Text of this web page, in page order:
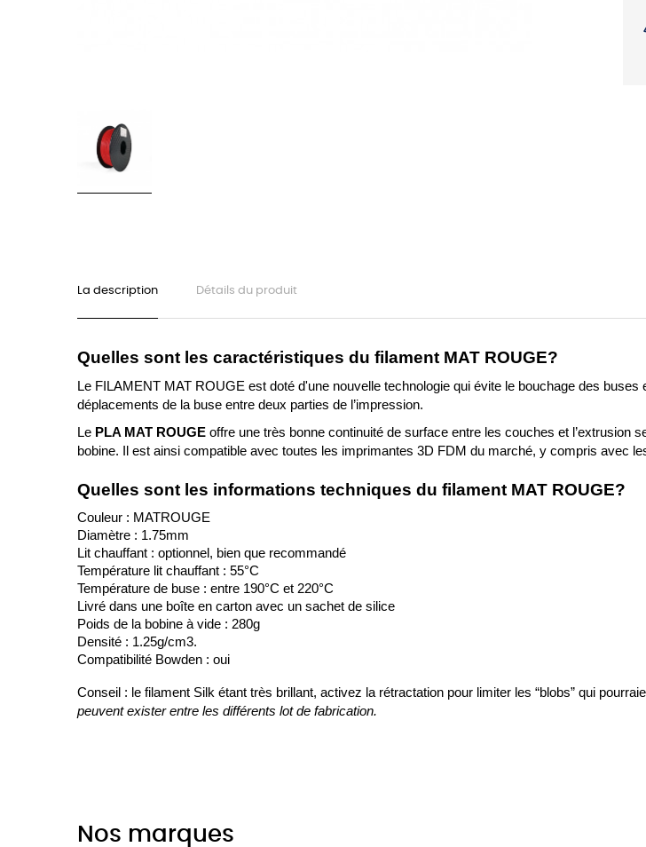
La description Détails du produit
Quelles sont les caractéristiques du filament MAT ROUGE?
Le FILAMENT MAT ROUGE est doté d'une nouvelle technologie qui évite le bouchage des
déplacements de la buse entre deux parties de l’impression.
Le PLA MAT ROUGE offre une très bonne continuité de surface entre les couches et l’extrusion
bobine. Il est ainsi compatible avec toutes les imprimantes 3D FDM du marché, y compris avec
Quelles sont les informations techniques du filament MAT ROUGE?
Couleur : MATROUGE
Diamètre : 1.75mm
Lit chauffant : optionnel, bien que recommandé
Température lit chauffant : 55°C
Température de buse : entre 190°C et 220°C
Livré dans une boîte en carton avec un sachet de silice
Poids de la bobine à vide : 280g
Densité : 1.25g/cm3.
Compatibilité Bowden : oui
Conseil : le filament Silk étant très brillant, activez la rétractation pour limiter les “blobs” qui
peuvent exister entre les différents lot de fabrication.
Nos marques